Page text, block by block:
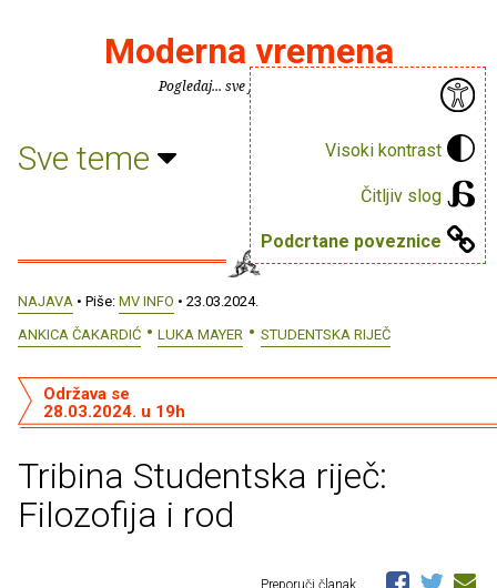
Visoki kontrast
Čitljiv slog
Podcrtane poveznice
Moderna vremena
Pogledaj... sve je puno knjiga.
Sve teme
NAJAVA • Piše: MV INFO • 23.03.2024.
ANKICA ČAKARDIĆ
LUKA MAYER STUDENTSKA RIJEČ
Tribina Studentska riječ:
Filozofija i rod
Održava se
28.03.2024. u 19h
Preporuči članak